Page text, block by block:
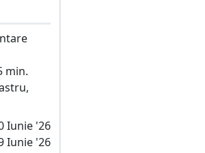
min.
Iunie '26
Iunie '26